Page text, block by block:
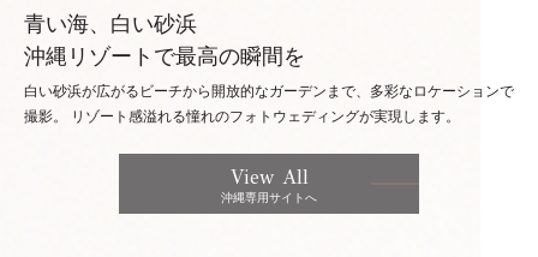
青い海、白い砂浜
沖縄リゾートで最高の瞬間を
白い砂浜が広がるビーチから開放的なガーデンまで、多彩なロケーションで
撮影。
リゾート感溢れる憧れのフォトウェディングが実現します。
View All
沖縄専用サイトへ